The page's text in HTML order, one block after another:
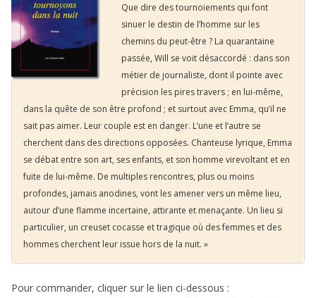
Que dire des tournoiements qui font
sinuer le destin de l’homme sur les
chemins du peut-être ? La quarantaine
passée, Will se voit désaccordé : dans son
métier de journaliste, dont il pointe avec
précision les pires travers ; en lui-même,
dans la quête de son être profond ; et surtout avec Emma, qu’il ne
sait pas aimer. Leur couple est en danger. L’une et l’autre se
cherchent dans des directions opposées. Chanteuse lyrique, Emma
se débat entre son art, ses enfants, et son homme virevoltant et en
fuite de lui-même. De multiples rencontres, plus ou moins
profondes, jamais anodines, vont les amener vers un même lieu,
autour d’une flamme incertaine, attirante et menaçante. Un lieu si
particulier, un creuset cocasse et tragique où des femmes et des
hommes cherchent leur issue hors de la nuit. »
Pour commander, cliquer sur le lien ci-dessous :